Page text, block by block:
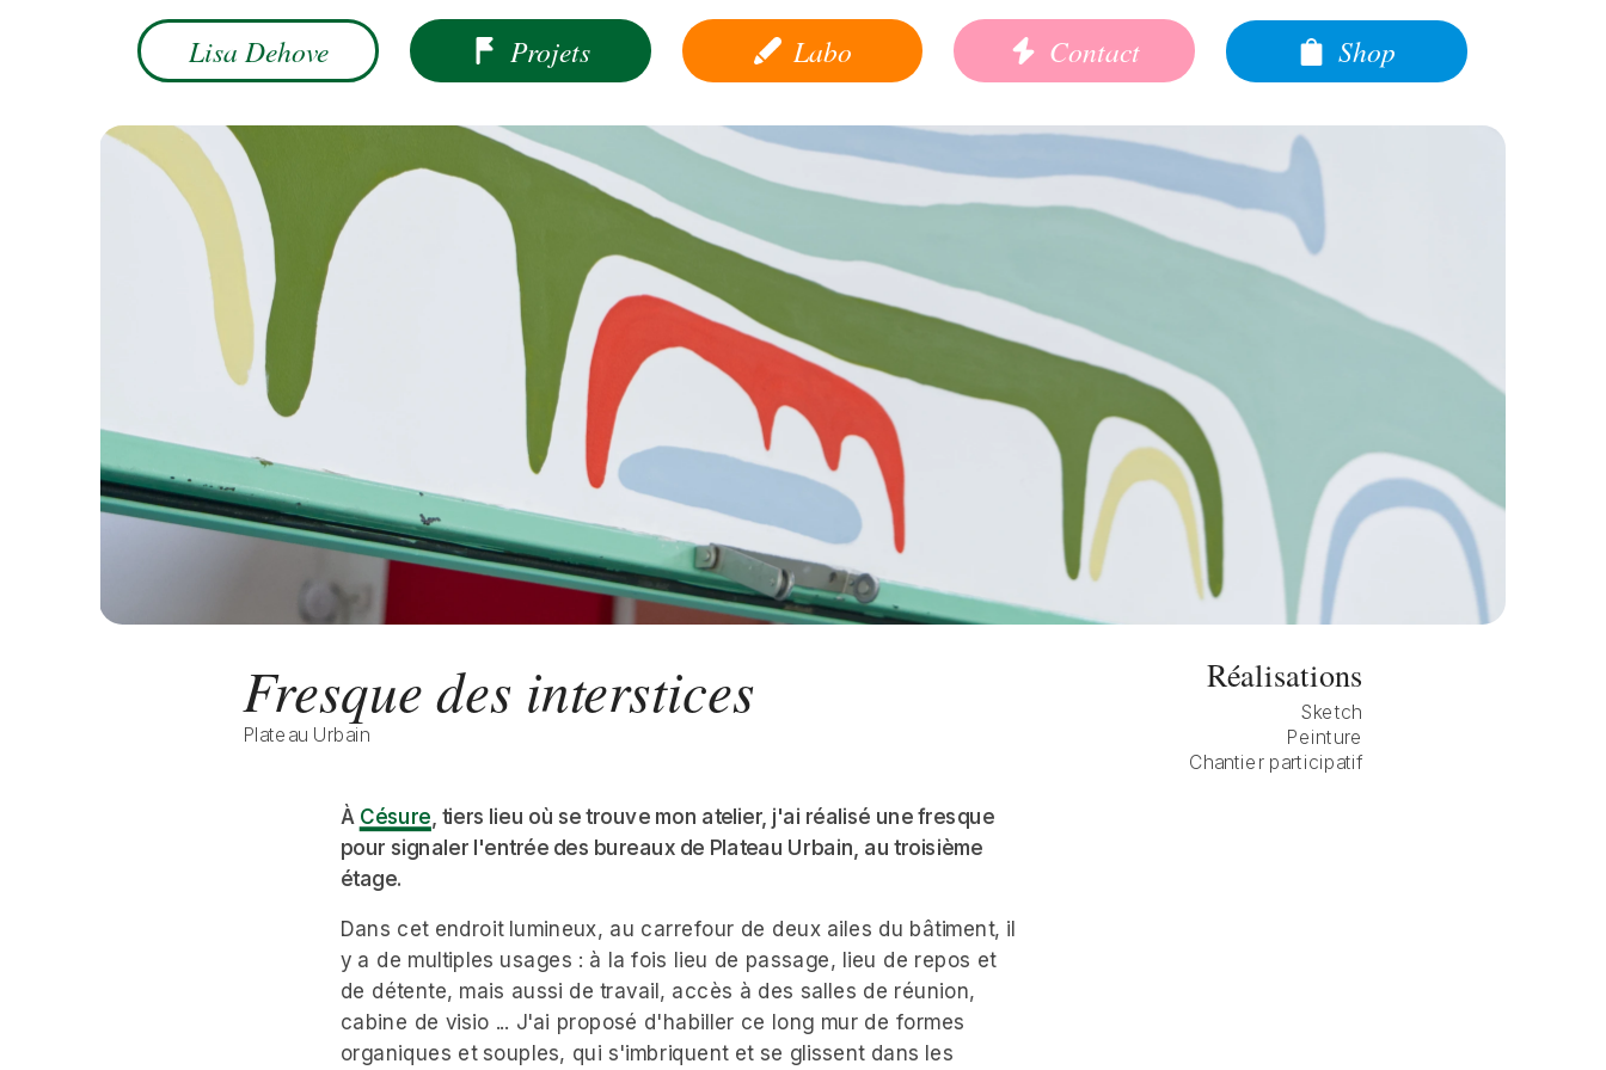
Projets Labo Contact
Lisa Dehove Shop
Fresque des interstices Réalisations
Sketch
Peinture
Chantier participatif
Plateau Urbain
À Césure , tiers lieu où se trouve mon atelier, j'ai réalisé une fresque
pour signaler l'entrée des bureaux de Plateau Urbain, au troisième
étage.
Dans cet endroit lumineux, au carrefour de deux ailes du bâtiment, il
y a de multiples usages : à la fois lieu de passage, lieu de repos et
de détente, mais aussi de travail, accès à des salles de réunion,
cabine de visio ... J'ai proposé d'habiller ce long mur de formes
organiques et souples, qui s'imbriquent et se glissent dans les